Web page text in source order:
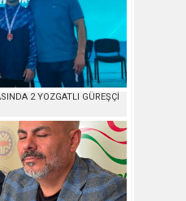
2 YOZGATLI GÜREŞÇİ